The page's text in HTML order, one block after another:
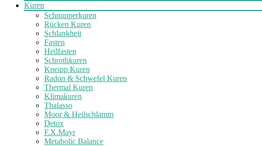
Kuren
Schnupperkuren
Rücken Kuren
Schlankheit
Fasten
Heilfasten
Schrothkuren
Kneipp Kuren
Radon & Schwefel Kuren
Thermal Kuren
Klimakuren
Thalasso
Moor & Heilschlamm
Detox
F.X.Mayr
Metabolic Balance